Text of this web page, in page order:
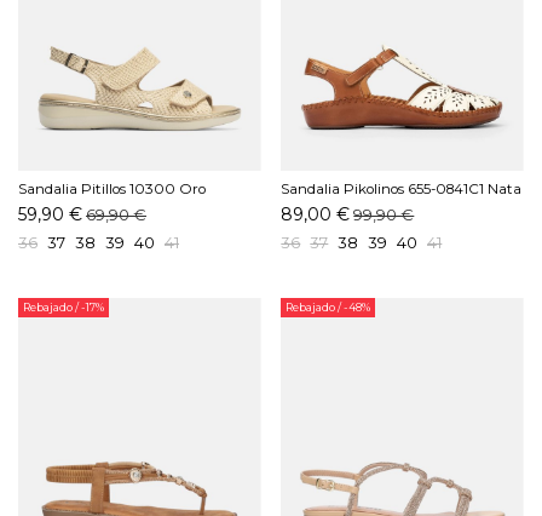
Sandalia Pitillos 10300 Oro
59,90 €69,90 €
36 37 38 39 40 41
Sandalia Pikolinos 655-0841C1 Nata
89,00 € 99,90 €
36 37 38 39 40 41
Rebajado/ -17% Rebajado/ -48%